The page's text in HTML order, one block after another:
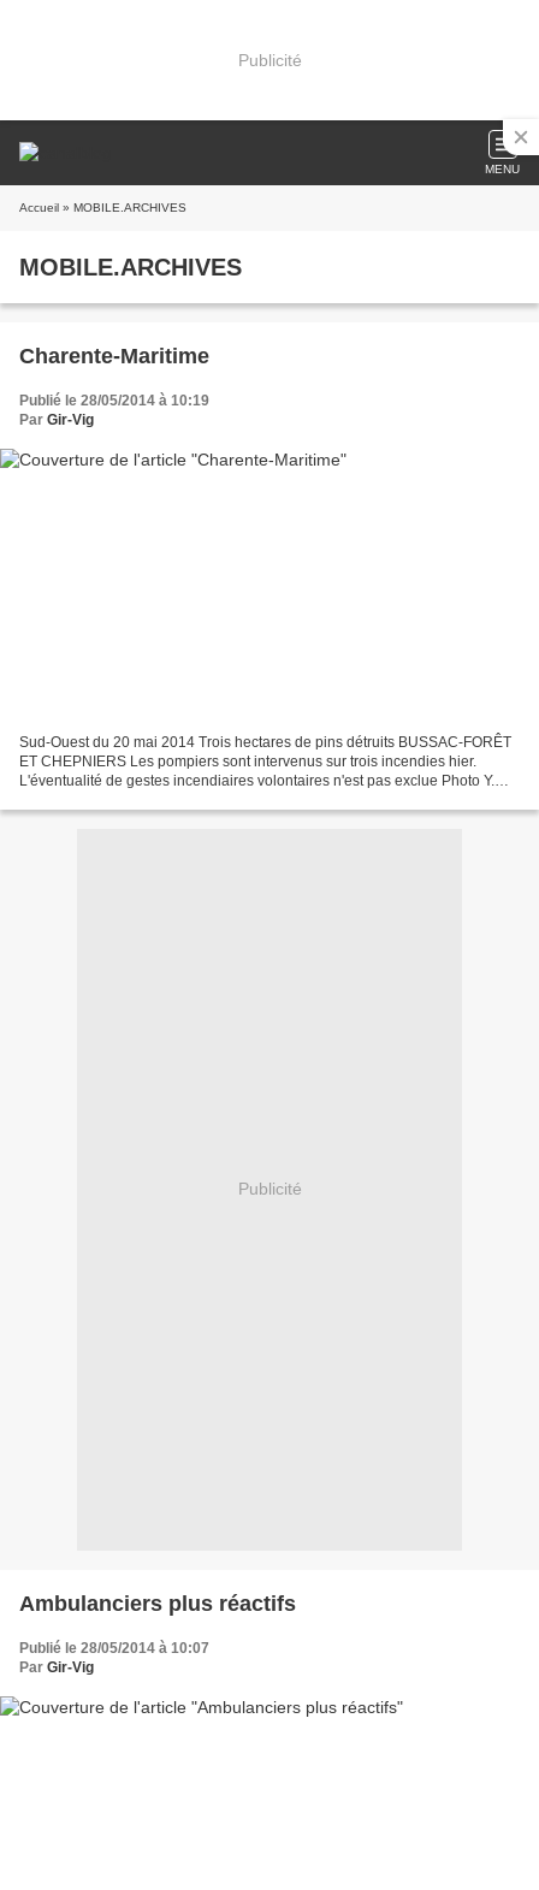
Publicité
MENU
Accueil » MOBILE.ARCHIVES
MOBILE.ARCHIVES
Charente-Maritime
Publié le 28/05/2014 à 10:19
Par Gir-Vig
Sud-Ouest du 20 mai 2014 Trois hectares de pins détruits BUSSAC-FORÊT
ET CHEPNIERS Les pompiers sont intervenus sur trois incendies hier.
L'éventualité de gestes incendiaires volontaires n'est pas exclue Photo Y.
Publicité
Ambulanciers plus réactifs
Publié le 28/05/2014 à 10:07
Par Gir-Vig